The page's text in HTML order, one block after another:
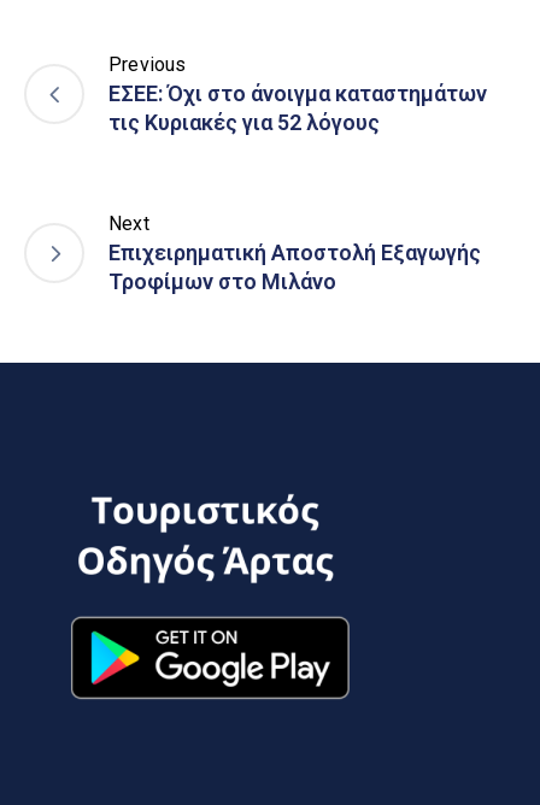
Previous
ΕΣΕΕ: Όχι στο άνοιγμα καταστημάτων
τις Κυριακές για 52 λόγους
Next
Επιχειρηματική Αποστολή Εξαγωγής
Τροφίμων στο Μιλάνο